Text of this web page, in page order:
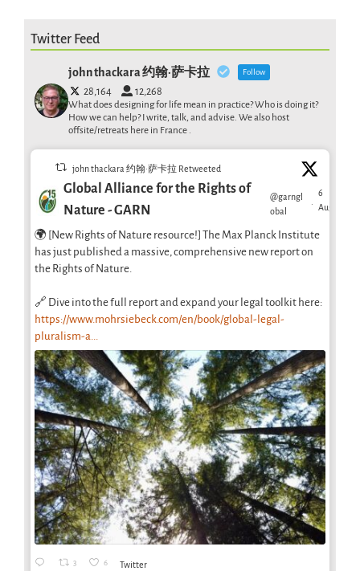
Twitter Feed
john thackara 约翰·萨卡拉 Follow
28,164 12,268
What does designing for life mean in practice? Who is doing it?
How we can help? I write, talk, and advise. We also host
offsite/retreats here in France .
john thackara 约翰·萨卡拉 Retweeted
Global Alliance for the Rights of
Nature - GARN
@garngl
obal
·
6
Aug
🌍 [New Rights of Nature resource!] The Max Planck Institute
has just published a massive, comprehensive new report on
the Rights of Nature.
🔗 Dive into the full report and expand your legal toolkit here:
https://www.mohrsiebeck.com/en/book/global-legal-
pluralism-a...
3 6 Twitter